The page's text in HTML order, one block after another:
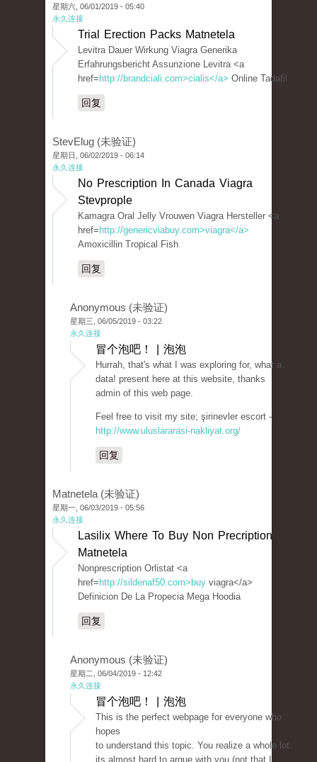
星期六, 06/01/2019 - 05:40
永久连接
Trial Erection Packs Matnetela
Levitra Dauer Wirkung Viagra Generika
Erfahrungsbericht Assunzione Levitra <a
href= http://brandciali.com>cialis</a> Online Tadafil
回复
StevElug (未验证)
星期日, 06/02/2019 - 06:14
永久连接
No Prescription In Canada Viagra
Stevprople
Kamagra Oral Jelly Vrouwen Viagra Hersteller <a
href= http://genericviabuy.com>viagra</a>
Amoxicillin Tropical Fish
回复
Anonymous (未验证)
星期三, 06/05/2019 - 03:22
永久连接
冒个泡吧！ | 泡泡
Hurrah, that's what I was exploring for, what a
data! present here at this website, thanks
admin of this web page.
Feel free to visit my site; şirinevler escort -
http://www.uluslararasi-nakliyat.org/
回复
Matnetela (未验证)
星期一, 06/03/2019 - 05:56
永久连接
Lasilix Where To Buy Non Precription
Matnetela
Nonprescription Orlistat <a
href= http://sildenaf50.com>buy viagra</a>
Definicion De La Propecia Mega Hoodia
回复
Anonymous (未验证)
星期二, 06/04/2019 - 12:42
永久连接
冒个泡吧！ | 泡泡
This is the perfect webpage for everyone who
hopes
to understand this topic. You realize a whole lot
its almost hard to argue with you (not that I